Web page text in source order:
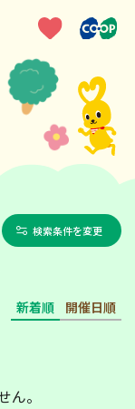
検索条件を変更
新着順 開催日順
。